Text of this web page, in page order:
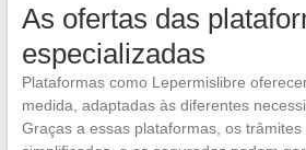
As ofertas das
especializadas
Plataformas como Lepermislibre
medida, adaptadas às diferentes
Graças a essas plataformas, os